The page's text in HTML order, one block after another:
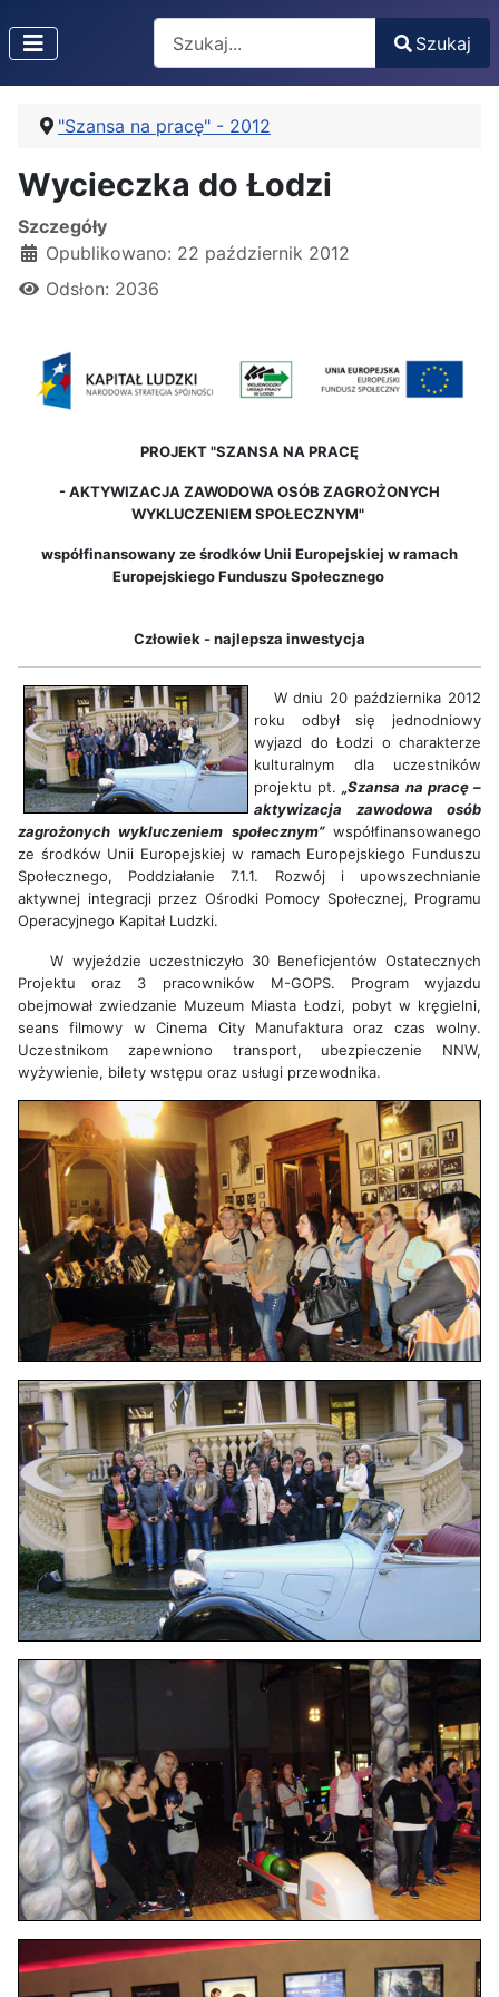
Type 2 or more characters for results.
Szukaj
"Szansa na pracę" - 2012
Wycieczka do Łodzi
Szczegóły
Opublikowano: 22 październik 2012
Odsłon: 2036
PROJEKT "SZANSA NA PRACĘ
-AKTYWIZACJA ZAWODOWA OSÓB ZAGROŻONYCH
WYKLUCZENIEM SPOŁECZNYM"
współfinansowany ze środków Unii Europejskiej w ramach
Europejskiego Funduszu Społecznego
Człowiek - najlepsza inwestycja
W dniu 20 października 2012
roku odbył się jednodniowy
wyjazd do Łodzi o charakterze
kulturalnym dla uczestników
projektu pt.„Szansa na pracę –
aktywizacja zawodowa osób
zagrożonych wykluczeniem społecznym”współfinansowanego
ze środków Unii Europejskiej w ramach Europejskiego Funduszu
Społecznego, Poddziałanie 7.1.1. Rozwój i upowszechnianie
aktywnej integracji przez Ośrodki Pomocy Społecznej, Programu
Operacyjnego Kapitał Ludzki.
W wyjeździe uczestniczyło 30 Beneficjentów Ostatecznych
Projektu oraz 3 pracowników M-GOPS. Program wyjazdu
obejmował zwiedzanie Muzeum Miasta Łodzi, pobyt w kręgielni,
seans filmowy w Cinema City Manufaktura oraz czas wolny.
Uczestnikom zapewniono transport, ubezpieczenie NNW,
wyżywienie, bilety wstępu oraz usługi przewodnika.